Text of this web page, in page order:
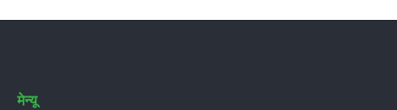
मेन्यू